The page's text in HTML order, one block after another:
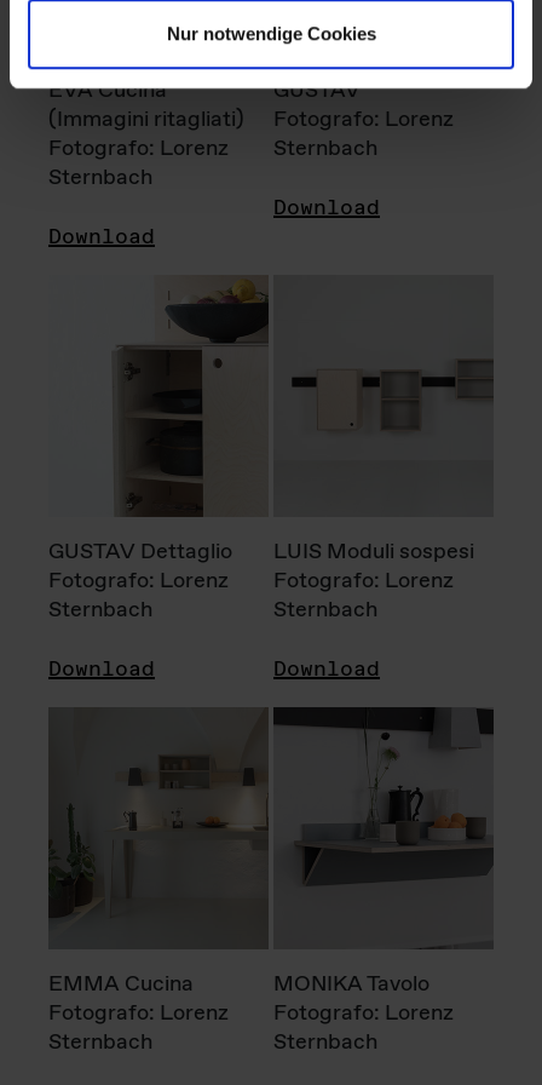
Nur notwendige Cookies
EVA Cucina
(Immagini ritagliati)
Fotografo: Lorenz
Sternbach
Download
GUSTAV
Fotografo: Lorenz
Sternbach
Download
GUSTAV Dettaglio
Fotografo: Lorenz
Sternbach
Download
LUIS Moduli sospesi
Fotografo: Lorenz
Sternbach
Download
EMMA Cucina
Fotografo: Lorenz
Sternbach
MONIKA Tavolo
Fotografo: Lorenz
Sternbach